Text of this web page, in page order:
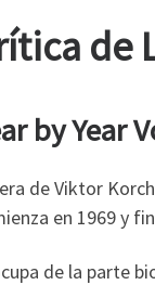
de
by Year
de Viktor
en 1969 y
de la parte